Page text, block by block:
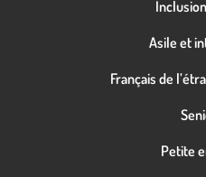
Asile et
Français de
Petite